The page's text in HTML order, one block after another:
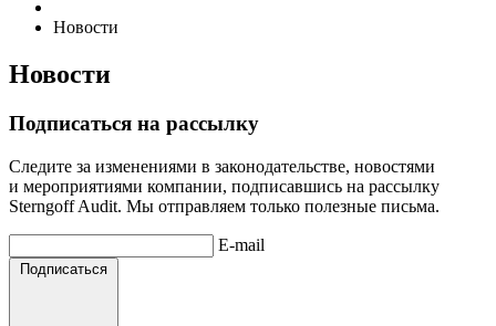
Новости
Новости
Подписаться на рассылку
Следите за изменениями в законодательстве, новостями
и мероприятиями компании, подписавшись на рассылку
Sterngoff Audit. Мы отправляем только полезные письма.
E-mail
Подписаться